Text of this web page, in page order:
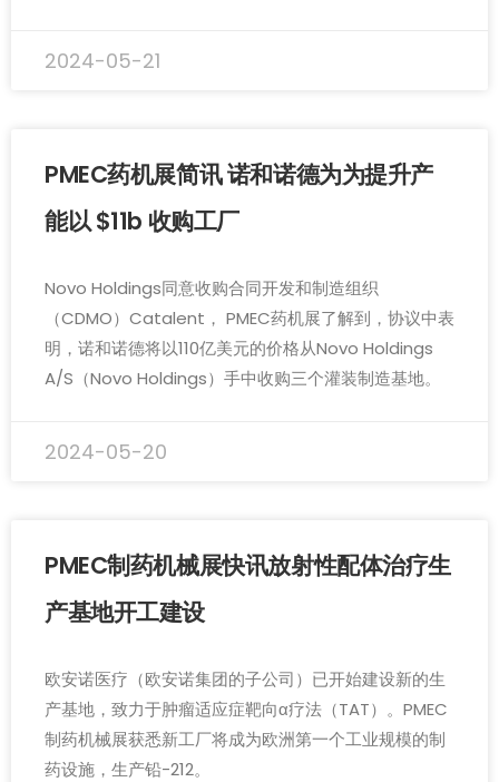
2024-05-21
PMEC药机展简讯 诺和诺德为为提升产
能以 $11b 收购工厂
Novo Holdings同意收购合同开发和制造组织
（CDMO）Catalent， PMEC药机展了解到，协议中表
明，诺和诺德将以110亿美元的价格从Novo Holdings
A/S（Novo Holdings）手中收购三个灌装制造基地。
2024-05-20
PMEC制药机械展快讯放射性配体治疗生
产基地开工建设
欧安诺医疗（欧安诺集团的子公司）已开始建设新的生
产基地，致力于肿瘤适应症靶向α疗法（TAT）。PMEC
制药机械展获悉新工厂将成为欧洲第一个工业规模的制
药设施，生产铅-212。